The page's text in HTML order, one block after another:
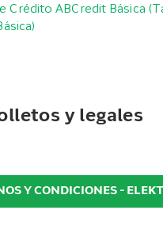
Crédito ABCredit Básica
y legales
Y CONDICIONES -